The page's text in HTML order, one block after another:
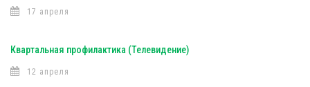
17 апреля
Квартальная профилактика (Телевидение)
12 апреля